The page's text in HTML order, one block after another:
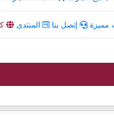
مميزة إتصل بنا المنتدى